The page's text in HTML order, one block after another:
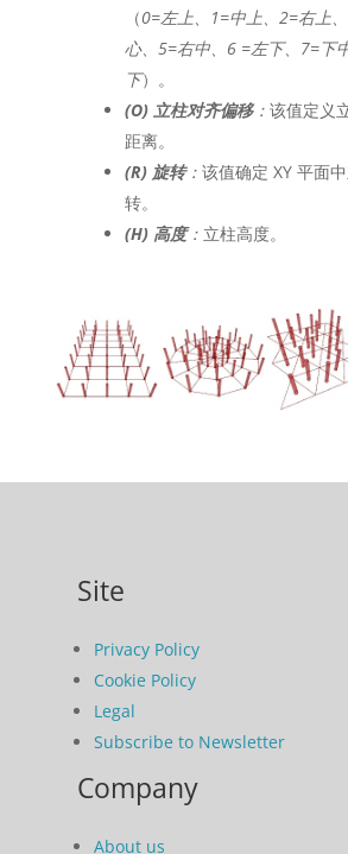
（0=左上、1=中上、2=右上
心、5=右中、6 =左下、7=下
下）。
(O) 立柱对齐偏移： 该值定义
距离。
(R) 旋转： 该值确定 XY 平面
转。
(H) 高度： 立柱高度。
Site
Privacy Policy
Cookie Policy
Legal
Subscribe to Newsletter
Company
About us